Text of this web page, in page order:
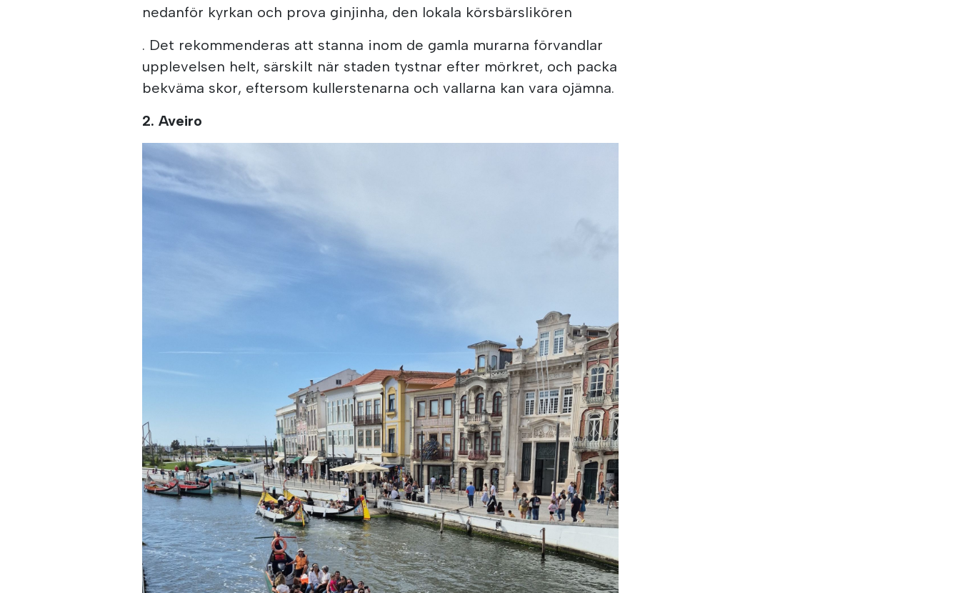
nedanför kyrkan och prova ginjinha, den lokala körsbärslikören
. Det rekommenderas att stanna inom de gamla murarna förvandlar
upplevelsen helt, särskilt när staden tystnar efter mörkret, och packa
bekväma skor, eftersom kullerstenarna och vallarna kan vara ojämna.
2. Aveiro